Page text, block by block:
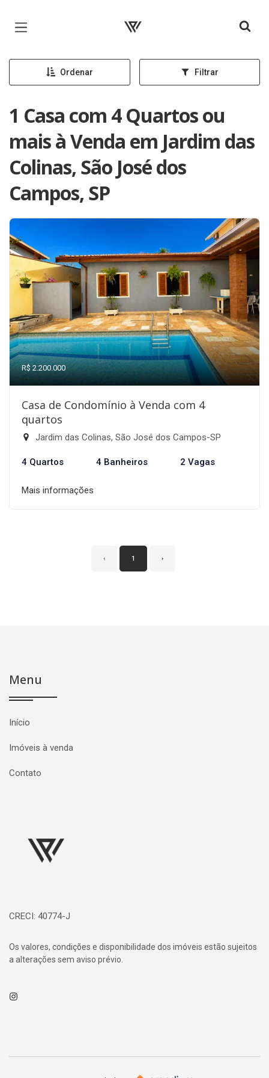
Página inicial
Ordenar Filtrar
1 Casa com 4 Quartos ou
mais à Venda em Jardim das
Colinas, São José dos
Campos, SP
R$ 2.200.000
Casa de Condomínio à Venda com 4
quartos
Jardim das Colinas, São José dos Campos-SP
4 Quartos 4 Banheiros 2 Vagas
Mais informações
‹ 1 ›
Menu
Início
Imóveis à venda
Contato
CRECI: 40774-J
Os valores, condições e disponibilidade dos imóveis estão sujeitos
a alterações sem aviso prévio.
Instagram